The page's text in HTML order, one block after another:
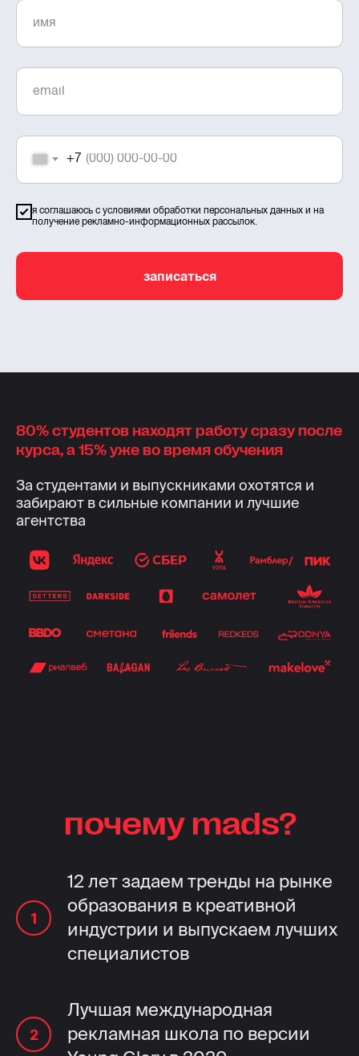
+7
я соглашаюсь с условиями обработки персональных данных и на
получение рекламно-информационных рассылок.
записаться
80% студентов находят работу сразу после
курса, а 15% уже во время обучения
За студентами и выпускниками охотятся и
забирают в сильные компании и лучшие
агентства
почему mads?
12 лет задаем тренды на рынке
образования в креативной
индустрии и выпускаем лучших
специалистов
Лучшая международная
рекламная школа по версии